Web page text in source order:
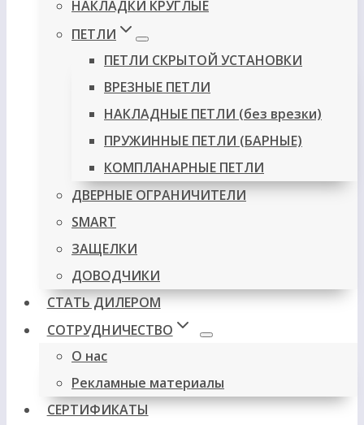
НАКЛАДКИ КРУГЛЫЕ
ПЕТЛИ
ПЕТЛИ СКРЫТОЙ УСТАНОВКИ
ВРЕЗНЫЕ ПЕТЛИ
НАКЛАДНЫЕ ПЕТЛИ (без врезки)
ПРУЖИННЫЕ ПЕТЛИ (БАРНЫЕ)
КОМПЛАНАРНЫЕ ПЕТЛИ
ДВЕРНЫЕ ОГРАНИЧИТЕЛИ
SMART
ЗАЩЕЛКИ
ДОВОДЧИКИ
СТАТЬ ДИЛЕРОМ
СОТРУДНИЧЕСТВО
О нас
Рекламные материалы
СЕРТИФИКАТЫ